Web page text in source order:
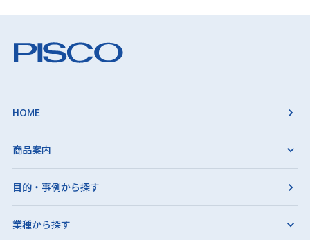
HOME
商品案内
目的・事例から探す
業種から探す